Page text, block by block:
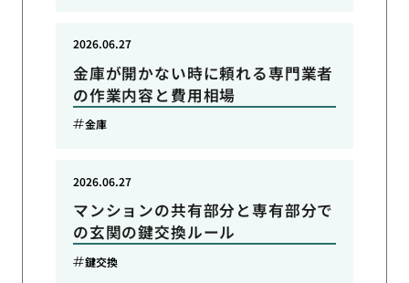
金庫が開かない時に頼れる専門業者
の作業内容と費用相場
2026.06.27
金庫
マンションの共有部分と専有部分で
の玄関の鍵交換ルール
2026.06.27
鍵交換